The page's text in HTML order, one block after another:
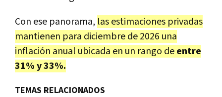
Con ese panorama, las estimaciones privadas
mantienen para diciembre de 2026 una
inflación anual ubicada en un rango deentre
31% y 33%.
TEMAS RELACIONADOS